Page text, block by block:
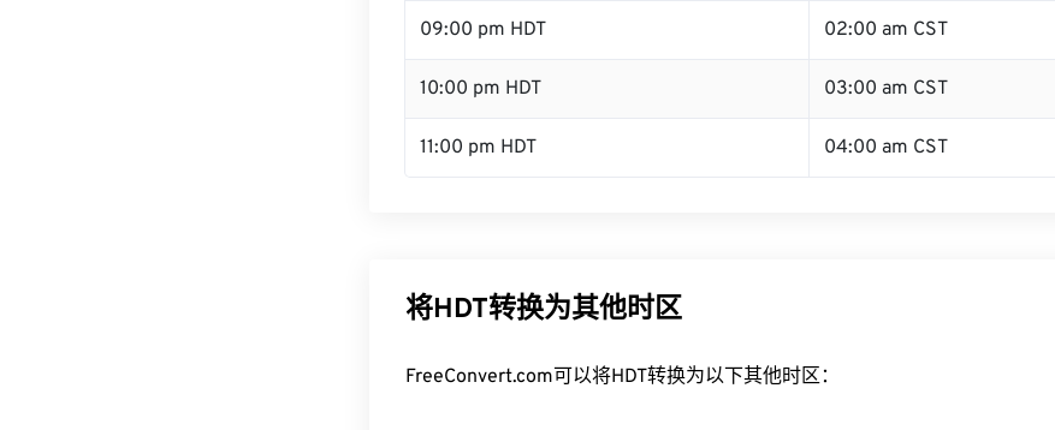
09:00 pm HDT 02:00 am CST
10:00 pm HDT 03:00 am CST
11:00 pm HDT 04:00 am CST
将HDT转换为其他时区
FreeConvert.com可以将HDT转换为以下其他时区：